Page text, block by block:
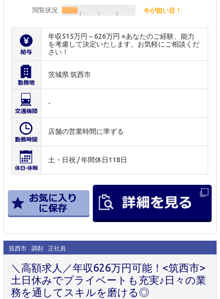
閲覧状況 今が狙い目！
年収515万円～626万円 ※あなたのご経験、能力
を考慮して決定いたします。お気軽にご相談くだ
さい！
茨城県 筑西市
-
店舗の営業時間に準ずる
土・日祝 / 年間休日118日
筑西市 調剤 正社員
＼高額求人／年収626万円可能！<筑西市>
土日休みでプライベートも充実♪日々の業
務を通してスキルを磨ける◎